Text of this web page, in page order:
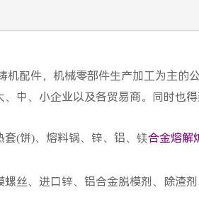
机配件，机械零部件生产加工为主的公
中、小企业以及各贸易商。同时也
(饼)、熔料锅、锌、铝、镁合金熔解
丝、进口锌、铝合金脱模剂、除